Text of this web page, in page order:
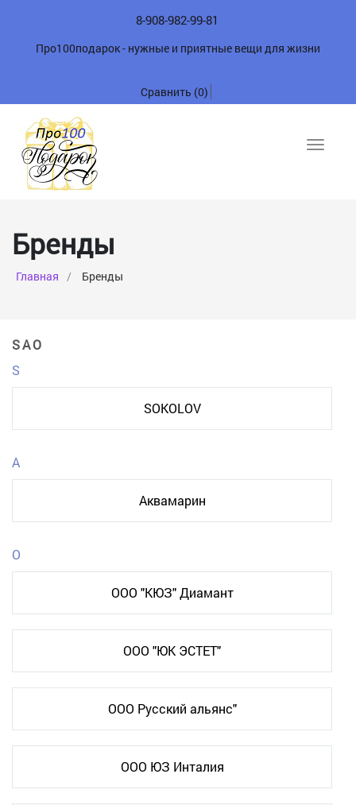
8-908-982-99-81
Про100подарок - нужные и приятные вещи для жизни
Сравнить (0)
Toggle
Бренды
Главная Бренды
SАО
S
SOKOLOV
А
Аквамарин
О
ООО "КЮЗ" Диамант
ООО "ЮК ЭСТЕТ"
ООО Русский альянс"
ООО ЮЗ Инталия